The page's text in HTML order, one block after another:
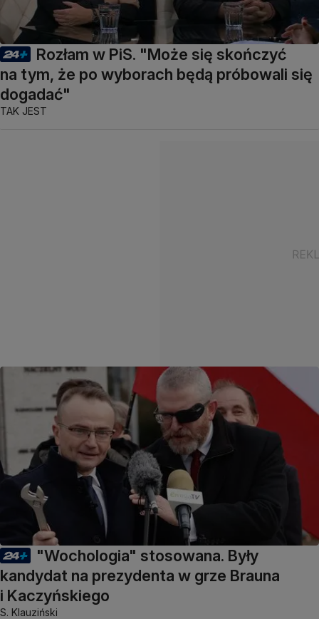
Rozłam w PiS. "Może się skończyć
na tym, że po wyborach będą próbowali się
dogadać"
TAK JEST
"Wochologia" stosowana. Były
kandydat na prezydenta w grze Brauna
i Kaczyńskiego
S. Klauziński